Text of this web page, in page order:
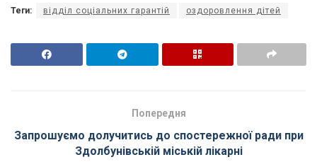
Теги: відділ соціальних гарантій оздоровлення дітей
Попередня
Запрошуємо долучитись до спостережної ради при
Здолбунівській міській лікарні